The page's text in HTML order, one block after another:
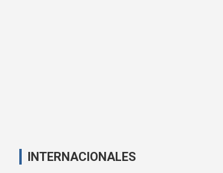
INTERNACIONALES